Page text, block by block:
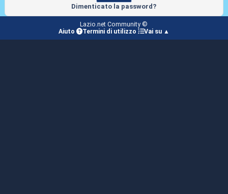
Dimenticato la password?
Lazio.net Community ©
Aiuto
Termini di utilizzo Vai su ▲